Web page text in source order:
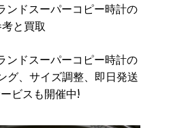
ンドスーパーコピー時計の
と買取
ンドスーパーコピー時計の
グ、サイズ調整、即日発送
ビスも開催中!